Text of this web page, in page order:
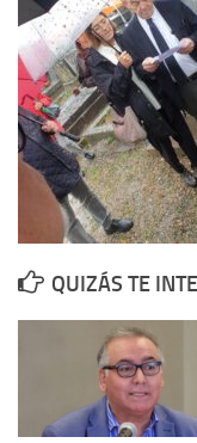
Investigación
1947).
Informe Represión
Informe de la fosa
Enciclopedia
Militantes
Izquierda
Izquierda
Izquierda
Textos esenciales
QUIZÁS TE